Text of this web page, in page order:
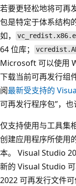
若要更轻松地将可再
包是特定于体系结构
如，
64 位库；
Microsoft 可以使用
下载当前可再发行组
阅最新受支持的
可再发行程序包”，
仅支持使用与工具集
创建应用程序所使用
本。 Visual Studio
新的 Visual Studio
2022 可再发行文件